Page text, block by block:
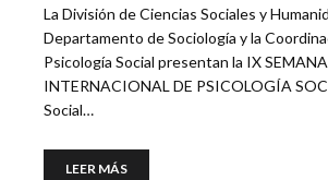
La División de Ciencias Sociales y
Departamento de Sociología y la
Psicología Social presentan la IX SEMANA
INTERNACIONAL DE PSICOLOGÍA
Social…
LEER MÁS